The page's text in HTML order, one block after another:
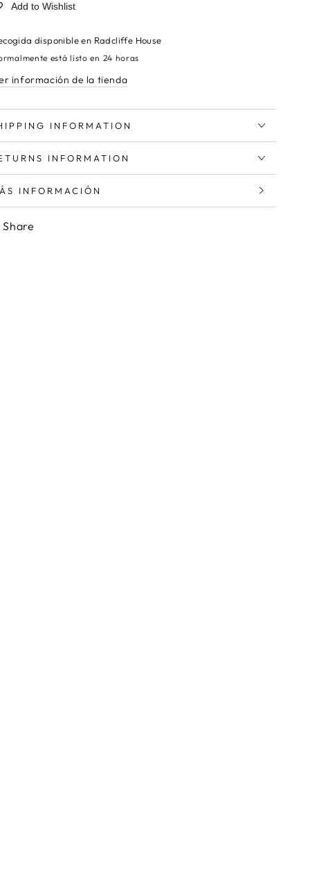
Add to Wishlist
disponible en Radcliffe House
está listo en 24 horas
información de la tienda
INFORMATION
INFORMATION
INFORMACIÓN
IMÁGENES
Share